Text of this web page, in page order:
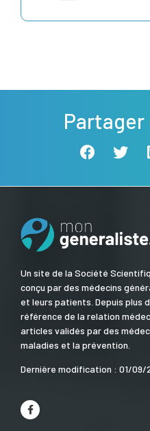
Un site de la Société
conçu par des médecins
et leurs patients. Depuis plus
référence de la relation
articles validés par des
maladies et la prévention.
Dernière modification : 01/09/